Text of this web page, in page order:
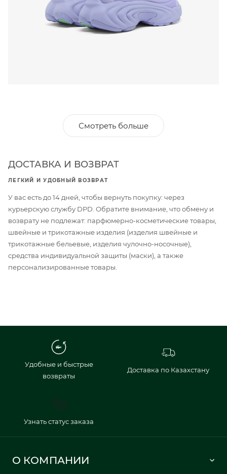
Смотреть больше
ДОСТАВКА И ВОЗВРАТ
ЛЕГКИЙ И УДОБНЫЙ ВОЗВРАТ
У вас есть до 14 дней, чтобы вернуть покупку: через
курьерскую службу DPD. Обратите внимание, что обмену и
возврату не подлежат: парфюмерно-косметические товары,
швейные и трикотажные изделия (изделия швейные и
трикотажные бельевые, изделия чулочно-носочные),
средства индивидуальной защиты (маски), а также
персонализированные товары.
Удобные и быстрые
возвраты
Доставка по Казахстану
Узнать статус заказа
О КОМПАНИИ